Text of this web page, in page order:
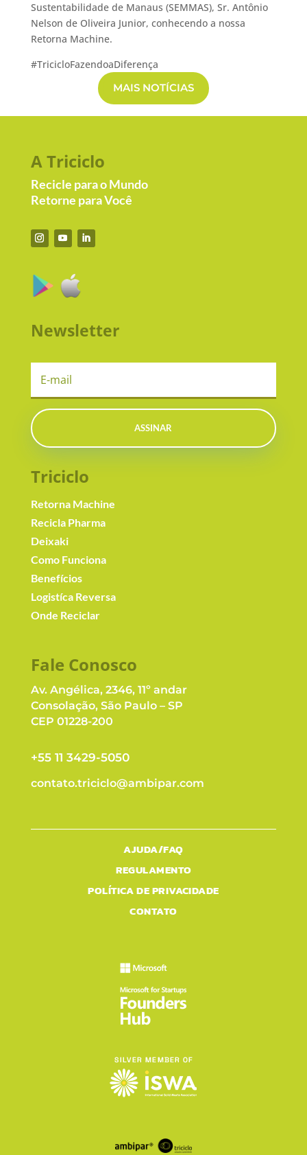
Sustentabilidade de Manaus (SEMMAS), Sr. Antônio
Nelson de Oliveira Junior, conhecendo a nossa
Retorna Machine.
#TricicloFazendoaDiferença
MAIS NOTÍCIAS
A Triciclo
Recicle para o Mundo
Retorne para Você
Newsletter
ASSINAR
Triciclo
Retorna Machine
Recicla Pharma
Deixaki
Como Funciona
Benefícios
Logistíca Reversa
Onde Reciclar
Fale Conosco
Av. Angélica, 2346, 11º andar
Consolação, São Paulo – SP
CEP 01228-200
+55 11 3429-5050
contato.triciclo@ambipar.com
AJUDA/FAQ
REGULAMENTO
POLÍTICA DE PRIVACIDADE
CONTATO